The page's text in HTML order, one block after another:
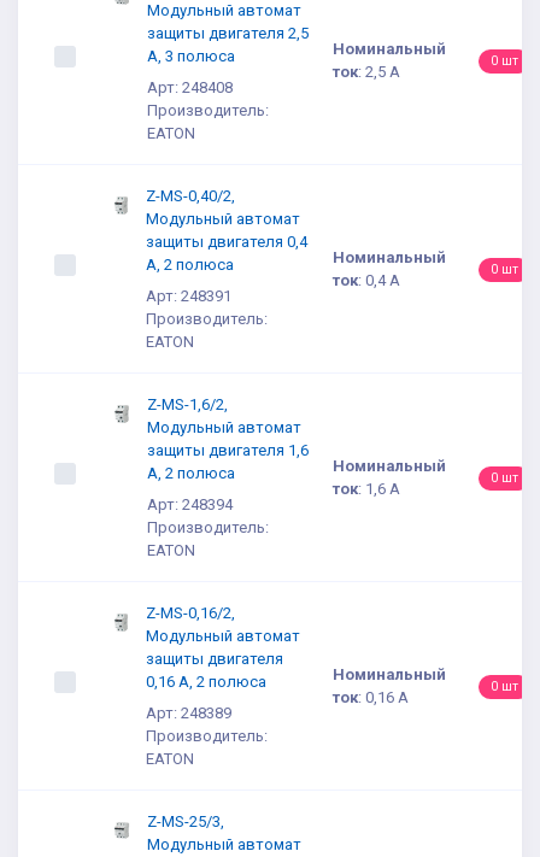
Модульный автомат
защиты двигателя 2,5
А, 3 полюса
Арт: 248408
Производитель:
EATON
Номинальный
ток: 2,5 А
0 шт
Z-MS-0,40/2,
Модульный автомат
защиты двигателя 0,4
А, 2 полюса
Арт: 248391
Производитель:
EATON
Номинальный
ток: 0,4 А
0 шт
Z-MS-1,6/2,
Модульный автомат
защиты двигателя 1,6
А, 2 полюса
Арт: 248394
Производитель:
EATON
Номинальный
ток: 1,6 А
0 шт
Z-MS-0,16/2,
Модульный автомат
защиты двигателя
0,16 А, 2 полюса
Арт: 248389
Производитель:
EATON
Номинальный
ток: 0,16 А
0 шт
Z-MS-25/3,
Модульный автомат